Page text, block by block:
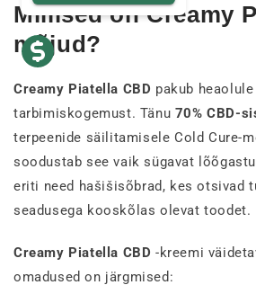
Millised on Creamy
mõjud?
Creamy Piatella CBD pakub
tarbimiskogemust. Tänu 70% CBD-
terpeenide säilitamisele Cold Cure-
soodustab see vaik sügavat
eriti need hašišisõbrad, kes otsivad
seadusega kooskõlas olevat toodet.
Creamy Piatella CBD -kreemi
omadused on järgmised: